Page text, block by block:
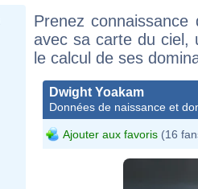
Prenez
avec sa carte du ciel,
le calcul de ses
Dwight Yoakam
Données de naissance et
Ajouter aux favoris (16